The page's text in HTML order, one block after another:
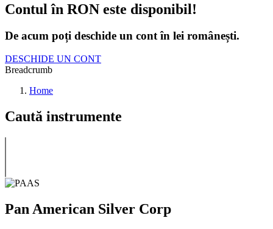
Contul în RON este disponibil!
De acum poți deschide un cont în lei românești.
DESCHIDE UN CONT
Breadcrumb
Home
Caută instrumente
Pan American Silver Corp